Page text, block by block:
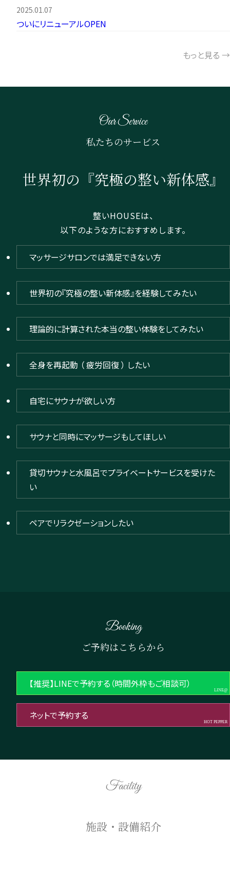
2025.01.07
ついにリニューアルOPEN
もっと見る →
Our Service
私たちのサービス
世界初の『究極の整い新体感』
整いHOUSEは、
以下のような方におすすめします。
マッサージサロンでは満足できない方
世界初の『究極の整い新体感』を経験してみたい
理論的に計算された本当の整い体験をしてみたい
全身を再起動 （ 疲労回復 ） したい
自宅にサウナが欲しい方
サウナと同時にマッサージもしてほしい
貸切サウナと水風呂でプライベートサービスを受けた
い
ペアでリラクゼーションしたい
Booking
ご予約はこちらから
【推奨】LINEで予約する（時間外枠もご相談可）
ネットで予約する
Facility
施設・設備紹介